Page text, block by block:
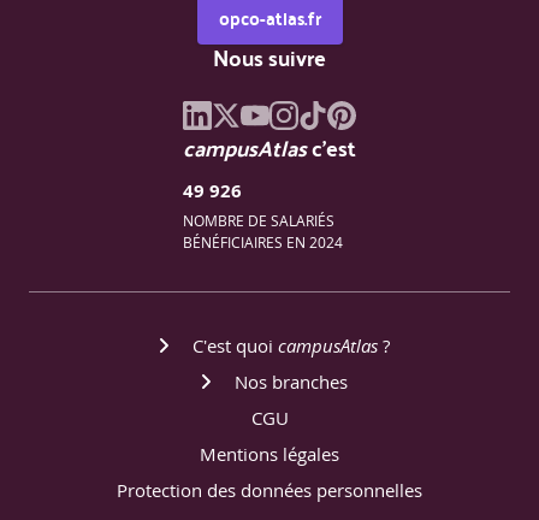
opco-atlas.fr
Nous suivre
campusAtlasc'est
49 926
NOMBRE DE SALARIÉS
BÉNÉFICIAIRES EN 2024
C'est quoi campusAtlas ?
Nos branches
CGU
Mentions légales
Protection des données personnelles